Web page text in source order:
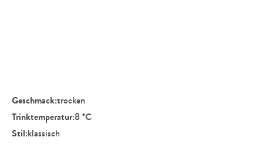
Geschmack:trocken
Trinktemperatur:8 °C
Stil:klassisch